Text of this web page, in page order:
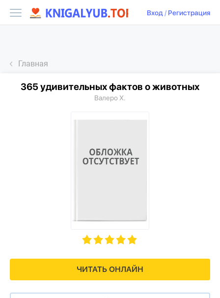
Вход/ Регистрация
Главная
ЧИТАТЬ ОНЛАЙН
365 удивительных фактов о животных
Валеро Х.